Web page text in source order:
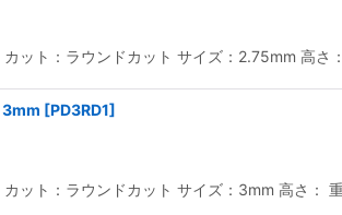
ット：ラウンドカット サイズ：2.75mm 高
3mm [PD3RD1]
ット：ラウンドカット サイズ：3mm 高さ：